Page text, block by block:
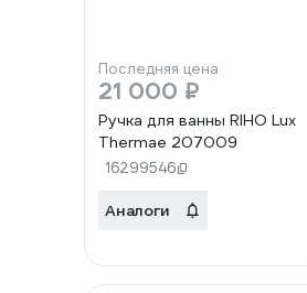
Последняя цена
21 000 ₽
Ручка для ванны RIHO Lux
Thermae 207009
16299546
Аналоги